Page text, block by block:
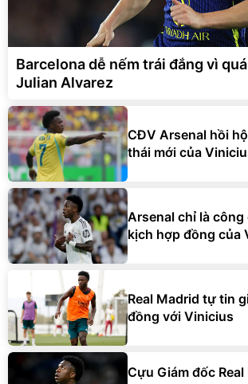
Barcelona dễ nếm trái đắng vì
Julian Alvarez
CĐV Arsenal hồi
thái mới của
Arsenal chỉ là
kịch hợp đồng của
Real Madrid tự tin
đồng với Vinicius
Cựu Giám đốc